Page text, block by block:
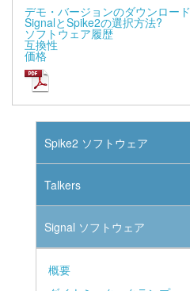
デモ・バージョンのダウンロード
SignalとSpike2の選択方法?
ソフトウェア履歴
互換性
価格
Spike2 ソフトウェア
Talkers
Signal ソフトウェア
概要